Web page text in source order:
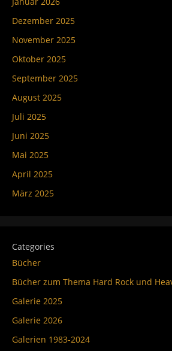
Dezember 2025
November 2025
Oktober 2025
September 2025
August 2025
Juli 2025
Juni 2025
Mai 2025
April 2025
März 2025
Categories
Bücher
Bücher zum Thema Hard Rock und
Galerie 2025
Galerie 2026
Galerien 1983-2024